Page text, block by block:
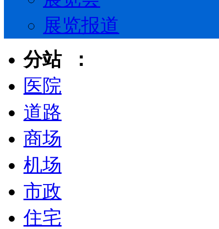
展览报道
分站 ：
医院
道路
商场
机场
市政
住宅